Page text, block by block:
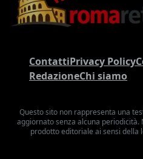
ContattiPrivacy Policy
RedazioneChi siamo
Questo sito non rappresenta una
aggiornato senza alcuna
prodotto editoriale ai sensi della